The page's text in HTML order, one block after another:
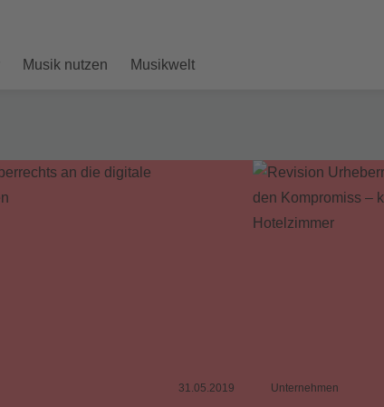
Musik nutzen Musikwelt
31.05.2019 Unternehmen